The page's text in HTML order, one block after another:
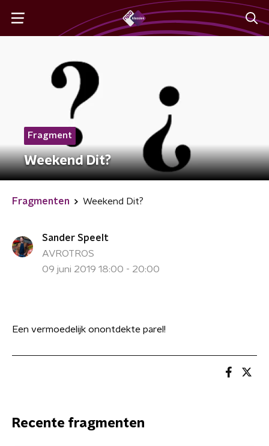
Fragment
Weekend Dit?
Fragmenten Weekend Dit?
Sander Speelt
AVROTROS
09 juni 2019 18:00 - 20:00
Een vermoedelijk onontdekte parel!
Recente fragmenten